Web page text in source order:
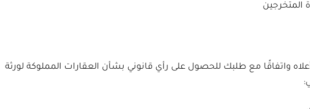
المتخرجين
واتفاقًا مع طلبك للحصول على رأي قانوني بشأن العقارات المملوكة لورثة